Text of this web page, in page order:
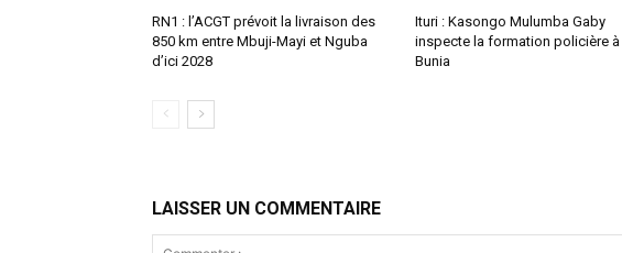
RN1 : l’ACGT prévoit la livraison des
850 km entre Mbuji-Mayi et Nguba
d’ici 2028
Ituri : Kasongo Mulumba Gaby
inspecte la formation policière à
Bunia
LAISSER UN COMMENTAIRE